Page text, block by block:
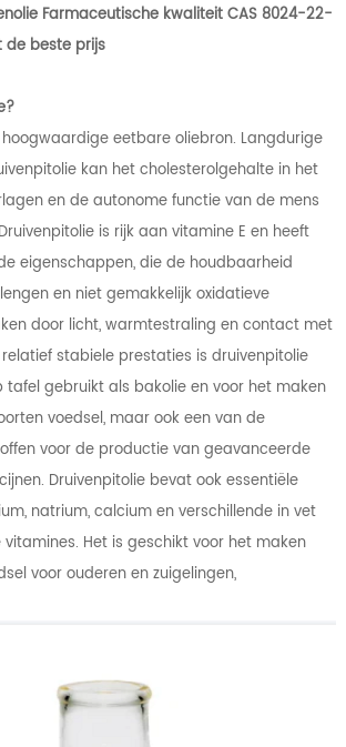
Farmaceutische kwaliteit CAS 8024-22-
de beste prijs
eetbare oliebron. Langdurige
kan het cholesterolgehalte in het
en de autonome functie van de mens
is rijk aan vitamine E en heeft
eigenschappen, die de houdbaarheid
en niet gemakkelijk oxidatieve
door licht, warmtestraling en contact met
stabiele prestaties is druivenpitolie
tafel gebruikt als bakolie en voor het maken
voedsel, maar ook een van de
voor de productie van geavanceerde
Druivenpitolie bevat ook essentiële
natrium, calcium en verschillende in vet
Het is geschikt voor het maken
voor ouderen en zuigelingen,